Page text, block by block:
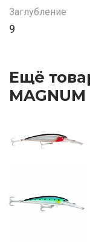
Заглубление
9
Ещё
MAGNUM